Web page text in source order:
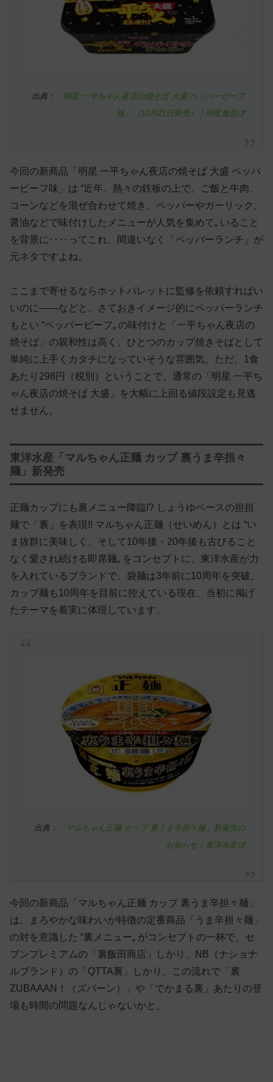
出典：
「明星 一平ちゃん夜店の焼そば 大盛 ペッパービーフ
味」（10月21日発売）｜明星食品
今回の新商品「明星 一平ちゃん夜店の焼そば 大盛 ペッパ
ービーフ味」は “近年、熱々の鉄板の上で、ご飯と牛肉、
コーンなどを混ぜ合わせて焼き、ペッパーやガーリック、
醤油などで味付けしたメニューが人気を集めて„ いること
を背景に‥‥ってこれ、間違いなく「ペッパーランチ」が
元ネタですよね。
ここまで寄せるならホットパレットに監修を依頼すればい
いのに——などと、さておきイメージ的にペッパーランチ
もとい “ペッパービーフ„ の味付けと「一平ちゃん夜店の
焼そば」の親和性は高く、ひとつのカップ焼きそばとして
単純に上手くカタチになっていそうな雰囲気。ただ、1食
あたり298円（税別）ということで、通常の「明星 一平ち
ゃん夜店の焼そば 大盛」を大幅に上回る値段設定も見逃
せません。
東洋水産「マルちゃん正麺 カップ 裏うま辛担々
麺」新発売
正麺カップにも裏メニュー降臨!? しょうゆベースの担担
麺で「裏」を表現!! マルちゃん正麺（せいめん）とは “い
ま抜群に美味しく、そして10年後・20年後も古びること
なく愛され続ける即席麺„ をコンセプトに、東洋水産が力
を入れているブランドで、袋麺は3年前に10周年を突破。
カップ麺も10周年を目前に控えている現在、当初に掲げ
たテーマを着実に体現しています。
出典：
「マルちゃん正麺 カップ 裏うま辛担々麺」新発売の
お知らせ｜東洋水産
今回の新商品「マルちゃん正麺 カップ 裏うま辛担々麺」
は、まろやかな味わいが特徴の定番商品「うま辛担々麺」
の対を意識した “裏メニュー„ がコンセプトの一杯で、セ
ブンプレミアムの「裏飯田商店」しかり、NB（ナショナ
ルブランド）の「QTTA裏」しかり、この流れで「裏
ZUBAAAN！（ズバーン）」や「でかまる裏」あたりの登
場も時間の問題なんじゃないかと。